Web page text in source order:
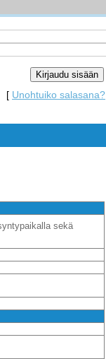
[ Unohtuiko salasana?
sekä